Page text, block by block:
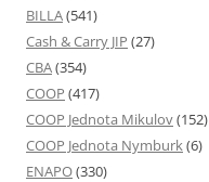
BILLA(541)
Cash & Carry JIP (27)
CBA(354)
COOP (417)
COOP Jednota Mikulov(152)
COOP Jednota Nymburk(6)
ENAPO(330)